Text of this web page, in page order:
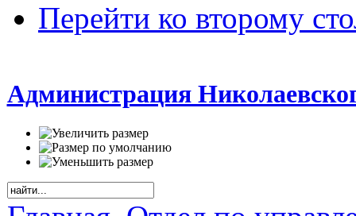
Перейти ко второму
Администрация